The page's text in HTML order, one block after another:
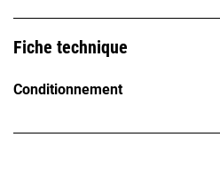
Fiche technique
Conditionnement